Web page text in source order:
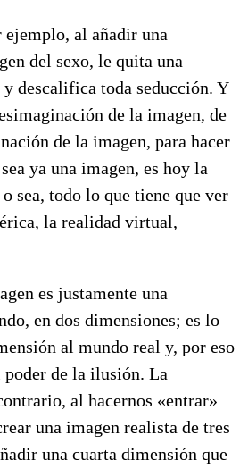
al añadir una
del sexo, le quita una
descalifica toda seducción. Y
de la imagen, de
de la imagen, para hacer
ya una imagen, es hoy la
sea, todo lo que tiene que ver
la realidad virtual,
es justamente una
en dos dimensiones; es lo
al mundo real y, por eso
de la ilusión. La
al hacernos «entrar»
una imagen realista de tres
una cuarta dimensión que